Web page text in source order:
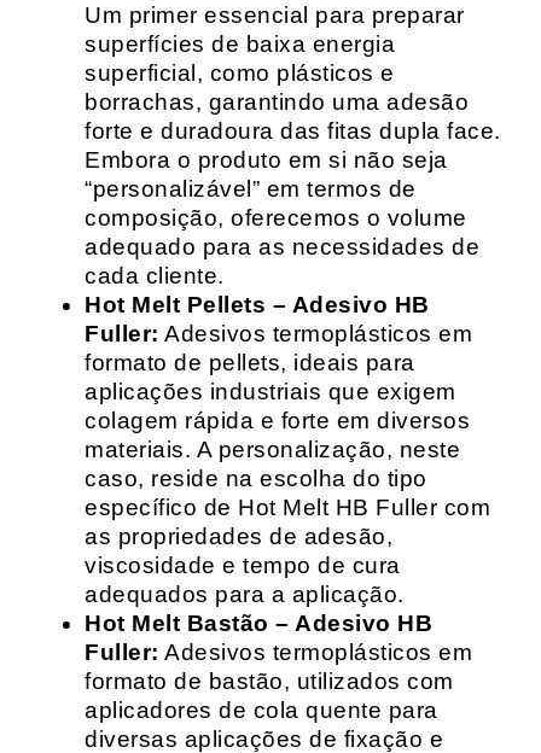
Um primer essencial para preparar
superfícies de baixa energia
superficial, como plásticos e
borrachas, garantindo uma adesão
forte e duradoura das fitas dupla face.
Embora o produto em si não seja
“personalizável” em termos de
composição, oferecemos o volume
adequado para as necessidades de
cada cliente.
Hot Melt Pellets – Adesivo HB
Fuller: Adesivos termoplásticos em
formato de pellets, ideais para
aplicações industriais que exigem
colagem rápida e forte em diversos
materiais. A personalização, neste
caso, reside na escolha do tipo
específico de Hot Melt HB Fuller com
as propriedades de adesão,
viscosidade e tempo de cura
adequados para a aplicação.
Hot Melt Bastão – Adesivo HB
Fuller: Adesivos termoplásticos em
formato de bastão, utilizados com
aplicadores de cola quente para
diversas aplicações de fixação e